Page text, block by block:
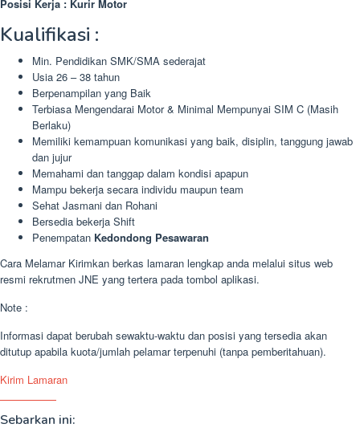
Posisi Kerja : Kurir Motor
Kualifikasi :
Min. Pendidikan SMK/SMA sederajat
Usia 26 – 38 tahun
Berpenampilan yang Baik
Terbiasa Mengendarai Motor & Minimal Mempunyai SIM C (Masih
Berlaku)
Memiliki kemampuan komunikasi yang baik, disiplin, tanggung jawab
dan jujur
Memahami dan tanggap dalam kondisi apapun
Mampu bekerja secara individu maupun team
Sehat Jasmani dan Rohani
Bersedia bekerja Shift
Penempatan Kedondong Pesawaran
Cara Melamar Kirimkan berkas lamaran lengkap anda melalui situs web
resmi rekrutmen JNE yang tertera pada tombol aplikasi.
Note :
Informasi dapat berubah sewaktu-waktu dan posisi yang tersedia akan
ditutup apabila kuota/jumlah pelamar terpenuhi (tanpa pemberitahuan).
Kirim Lamaran
Sebarkan ini: